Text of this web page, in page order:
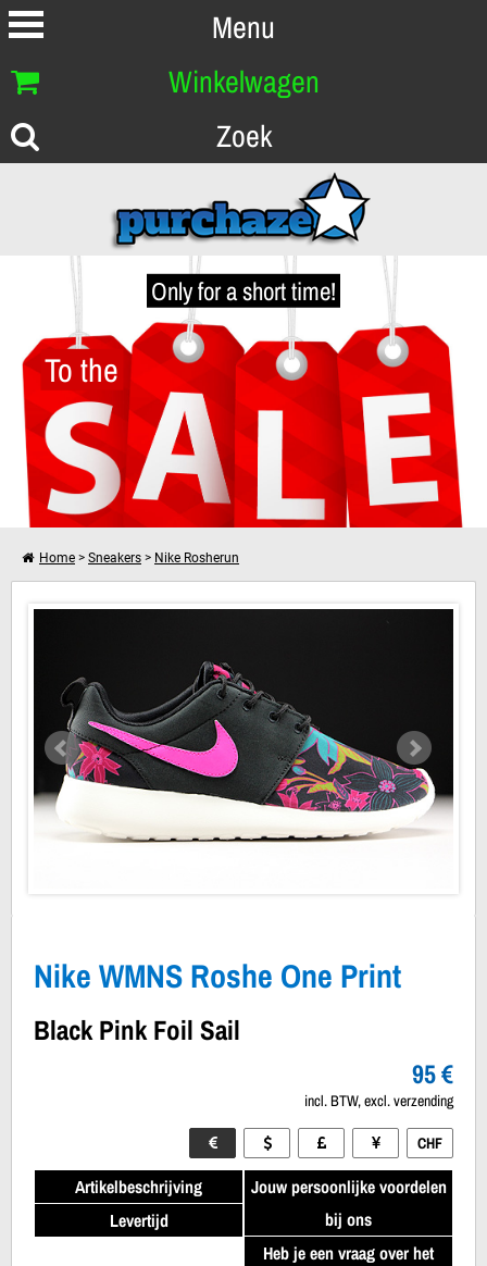
Menu
Winkelwagen
Zoek
Only for a short time!
To the
Je winkelwagen is leeg!
Home > Sneakers > Nike Rosherun
Nike WMNS Roshe One Print Black Pink Foil Sail
Nike WMNS Roshe One Print
Black Pink Foil Sail
CHF
95 €
incl. BTW, excl. verzending
Artikelbeschrijving
Levertijd
Jouw persoonlijke voordelen
bij ons
Heb je een vraag over het